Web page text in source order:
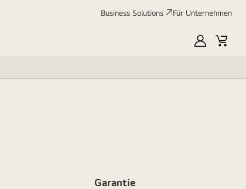
Business Solutions Für Unternehmen
MyLGCart
Garantie